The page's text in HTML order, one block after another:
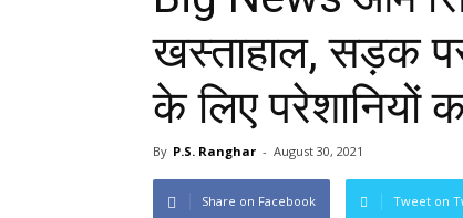
खस्ताहाल, सड़क
के लिए परेशानियों
By P.S. Ranghar - August 30, 2021
Share on Facebook Tweet on